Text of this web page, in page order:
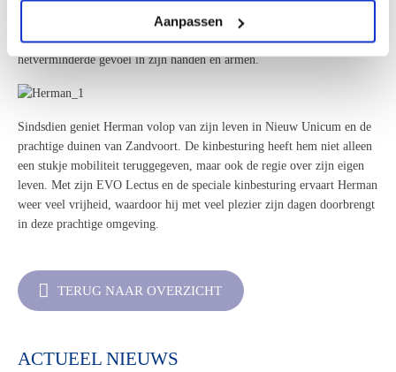
Aanpassen
stelt Herman nu in staat om zijn rolstoel volledig zelfstandig te
besturen, iets wat met de standaard joystick niet mogelijk was vanwege
hetverminderde gevoel in zijn handen enarmen.
Sindsdien geniet Herman volop van zijn leven in Nieuw Unicum en de
prachtige duinen van Zandvoort. De kinbesturing heeft hem niet alleen
een stukje mobiliteit teruggegeven, maar ook de regie over zijn eigen
leven. Met zijn EVO Lectus en de speciale kinbesturing ervaart Herman
weer veel vrijheid, waardoor hij met veel plezier zijn dagen doorbrengt
in deze prachtige omgeving.
TERUG NAAR OVERZICHT
ACTUEEL NIEUWS